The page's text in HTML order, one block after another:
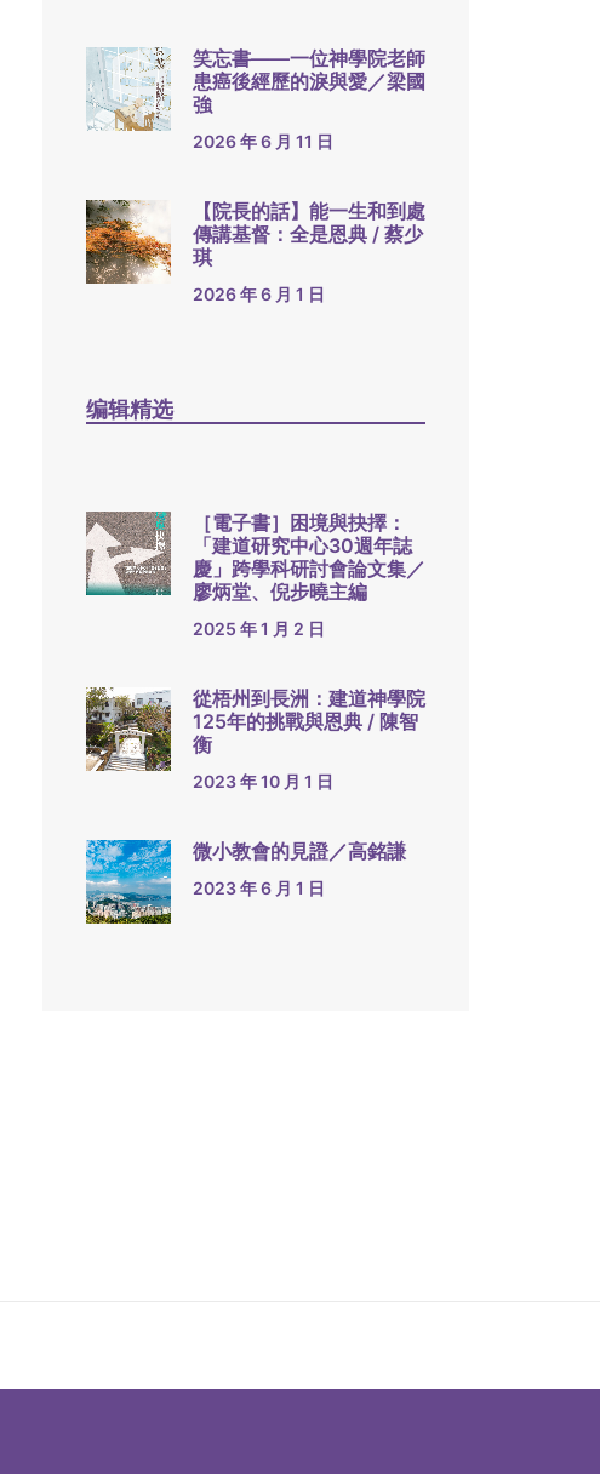
笑忘書——一位神學院老師
患癌後經歷的淚與愛／梁國
強
2026 年 6 月 11 日
【院長的話】能一生和到處
傳講基督：全是恩典 / 蔡少
琪
2026 年 6 月 1 日
编辑精选
［電子書］困境與抉擇：
「建道研究中心30週年誌
慶」跨學科研討會論文集／
廖炳堂、倪步曉主編
2025 年 1 月 2 日
從梧州到長洲：建道神學院
125年的挑戰與恩典 / 陳智
衡
2023 年 10 月 1 日
微小教會的見證／高銘謙
2023 年 6 月 1 日